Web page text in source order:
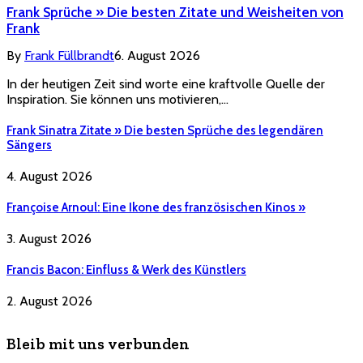
Frank Sprüche » Die besten Zitate und Weisheiten von
Frank
By Frank Füllbrandt6. August 2026
In der heutigen Zeit sind worte eine kraftvolle Quelle der
Inspiration. Sie können uns motivieren,…
Frank Sinatra Zitate » Die besten Sprüche des legendären
Sängers
4. August 2026
Françoise Arnoul: Eine Ikone des französischen Kinos »
3. August 2026
Francis Bacon: Einfluss & Werk des Künstlers
2. August 2026
Bleib mit uns verbunden